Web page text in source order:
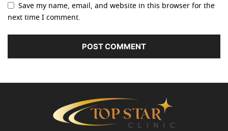
Save my name, email, and website in this browser for the
next time I comment.